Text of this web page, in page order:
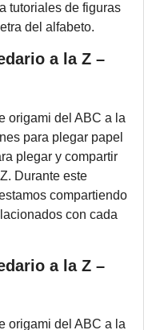
tutoriales de figuras
del alfabeto.
a la Z –
origami del ABC a la
para plegar papel
plegar y compartir
Durante este
compartiendo
con cada
a la Z –
origami del ABC a la